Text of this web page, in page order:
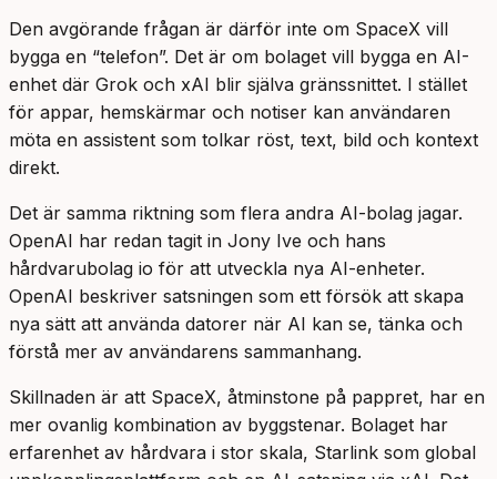
Den avgörande frågan är därför inte om SpaceX vill
bygga en “telefon”. Det är om bolaget vill bygga en AI-
enhet där Grok och xAI blir själva gränssnittet. I stället
för appar, hemskärmar och notiser kan användaren
möta en assistent som tolkar röst, text, bild och kontext
direkt.
Det är samma riktning som flera andra AI-bolag jagar.
OpenAI har redan tagit in Jony Ive och hans
hårdvarubolag io för att utveckla nya AI-enheter.
OpenAI beskriver satsningen som ett försök att skapa
nya sätt att använda datorer när AI kan se, tänka och
förstå mer av användarens sammanhang.
Skillnaden är att SpaceX, åtminstone på pappret, har en
mer ovanlig kombination av byggstenar. Bolaget har
erfarenhet av hårdvara i stor skala, Starlink som global